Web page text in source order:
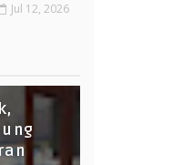
Jul 12, 2026